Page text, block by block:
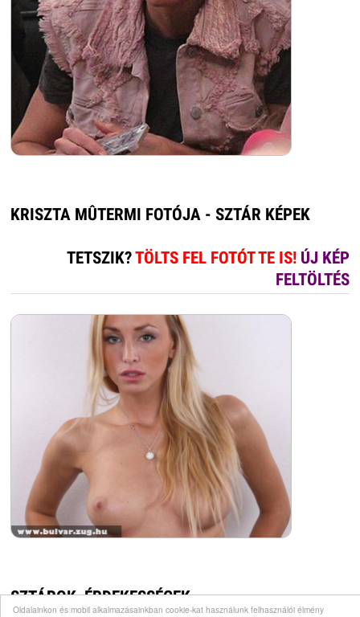
Oldalainkon és mobil alkalmazásainkban cookie-kat használunk felhasználói élmény
KRISZTA MÛTERMI FOTÓJA - SZTÁR KÉPEK
TETSZIK?TÖLTS FEL FOTÓT TE IS! ÚJ KÉP
FELTÖLTÉS
SZTÁROK, ÉRDEKESSÉGEK